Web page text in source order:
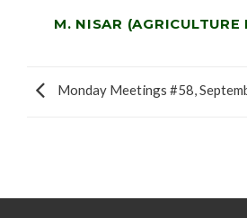
M. NISAR (AGRICULTURE
Monday Meetings #58,